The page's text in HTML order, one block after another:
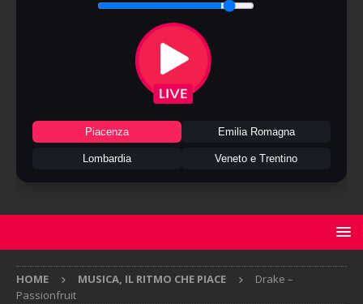
Piacenza Emilia Romagna
Lombardia Veneto e Trentino
HOME MUSICA, IL RITMO CHE PIACE
Drake –
Passionfruit